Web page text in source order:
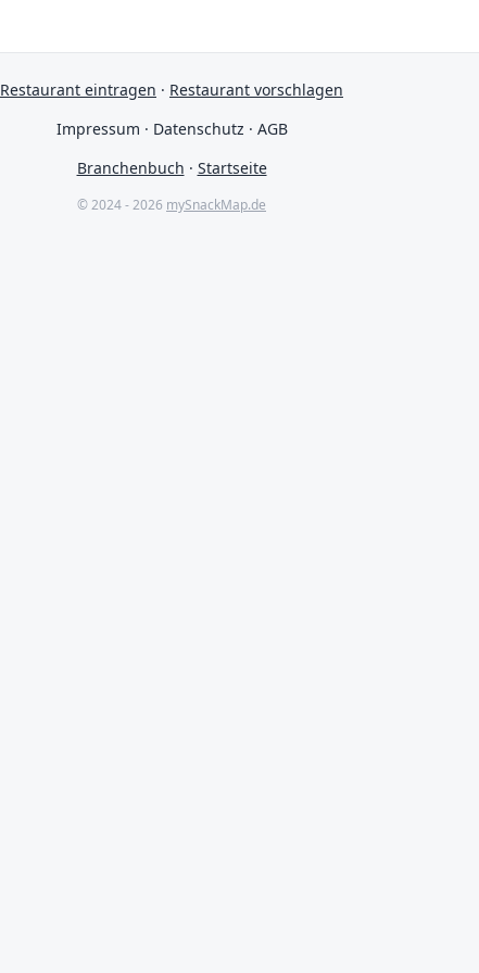
Restaurant eintragen · Restaurant vorschlagen
Impressum · Datenschutz · AGB
Branchenbuch · Startseite
© 2024 - 2026 mySnackMap.de